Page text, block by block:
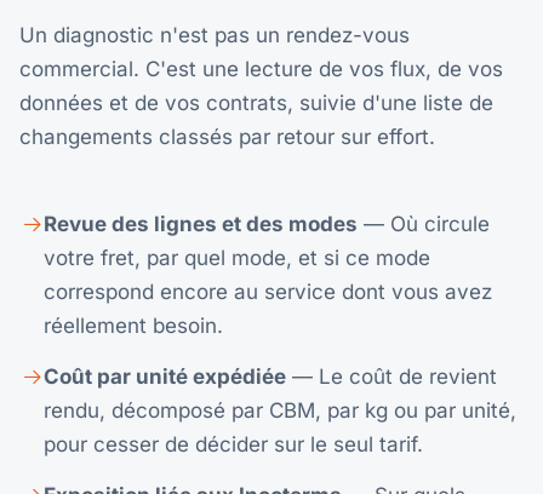
Un diagnostic n'est pas un rendez-vous
commercial. C'est une lecture de vos flux, de vos
données et de vos contrats, suivie d'une liste de
changements classés par retour sur effort.
Revue des lignes et des modes — Où circule
votre fret, par quel mode, et si ce mode
correspond encore au service dont vous avez
réellement besoin.
Coût par unité expédiée — Le coût de revient
rendu, décomposé par CBM, par kg ou par unité,
pour cesser de décider sur le seul tarif.